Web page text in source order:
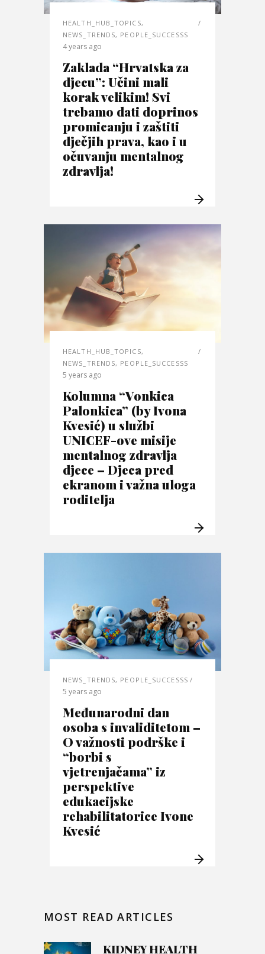
HEALTH_HUB_TOPICS,
NEWS_TRENDS, PEOPLE_SUCCESSS
4 years ago
Zaklada “Hrvatska za
djecu”: Učini mali
korak velikim! Svi
trebamo dati doprinos
promicanju i zaštiti
dječjih prava, kao i u
očuvanju mentalnog
zdravlja!
HEALTH_HUB_TOPICS,
NEWS_TRENDS, PEOPLE_SUCCESSS
5 years ago
Kolumna “Vonkica
Palonkica” (by Ivona
Kvesić) u službi
UNICEF-ove misije
mentalnog zdravlja
djece – Djeca pred
ekranom i važna uloga
roditelja
NEWS_TRENDS, PEOPLE_SUCCESSS
5 years ago
Međunarodni dan
osoba s invaliditetom –
O važnosti podrške i
“borbi s
vjetrenjačama” iz
perspektive
edukacijske
rehabilitatorice Ivone
Kvesić
MOST READ ARTICLES
KIDNEY HEALTH